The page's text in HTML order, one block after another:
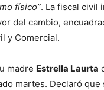
físico”. La fiscal civil
del cambio,
y Comercial.
madre Estrella Laurta
martes. Declaró que